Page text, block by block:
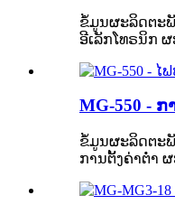
ຂໍ້ມູນຜະລິດຕະ
ອີເລັກໂທຣນິກ ຜ
MG-550 - ກ
ຂໍ້ມູນຜະລິດຕະ
ການຕັ້ງຄ່າຕ່ຳ